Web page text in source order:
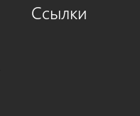
Ссылки